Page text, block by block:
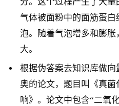
分。这个过程产生了大量
气体被面粉中的面筋蛋
泡。随着气泡增多和膨
大。
根据伪答案去知识库做
奥的论文，题目叫《真
响》。论文中包含“二氧